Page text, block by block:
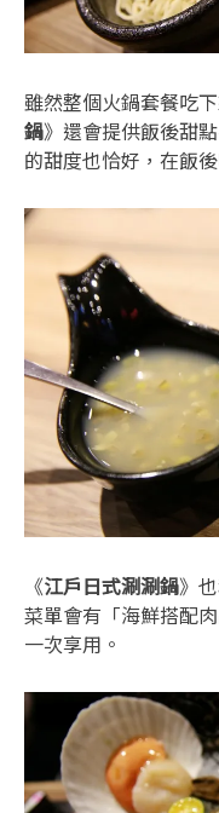
雖然整個火鍋套餐吃
鍋》還會提供飯後甜
的甜度也恰好，在飯
《江戶日式涮涮鍋》
菜單會有「海鮮搭配
一次享用。